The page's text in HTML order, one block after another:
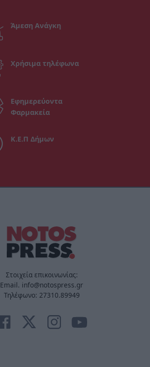
Άμεση Ανάγκη
Χρήσιμα τηλέφωνα
Εφημερεύοντα
Φαρμακεία
Κ.Ε.Π Δήμων
Στοιχεία επικοινωνίας:
Email. info@notospress.gr
Τηλέφωνο: 27310.89949